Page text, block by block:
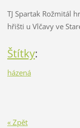
TJ Spartak Rožmitál
hřišti u Vlčavy ve
Štítky:
házená
« Zpět